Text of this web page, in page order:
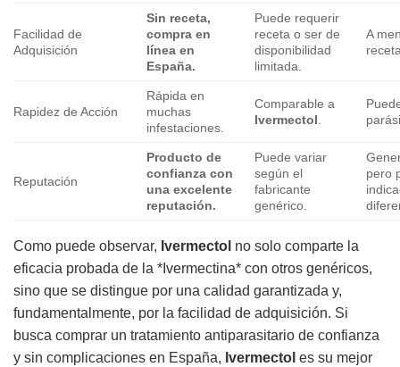
Facilidad de
Adquisición
Sin receta,
compra en
línea en
España.
Puede requerir
receta o ser de
disponibilidad
limitada.
A
Rapidez de Acción
Rápida en
muchas
infestaciones.
Comparable a
Ivermectol
Reputación
Producto de
confianza con
una excelente
reputación.
Puede variar
según el
fabricante
genérico.
pero
Como puede observar, Ivermectol no solo comparte la
eficacia probada de la *Ivermectina* con otros genéricos,
sino que se distingue por una calidad garantizada y,
fundamentalmente, por la facilidad de adquisición. Si
busca comprar un tratamiento antiparasitario de confianza
y sin complicaciones en España, Ivermectol es su mejor